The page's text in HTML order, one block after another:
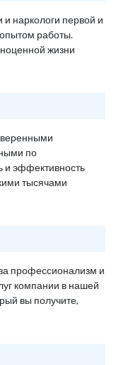
и наркологи первой и
работы.
жизни
по
и эффективность
тысячами
профессионализм и
компании в нашей
вы получите,